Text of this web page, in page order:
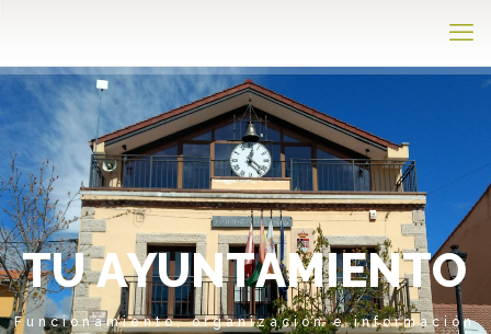
TU AYUNTAMIENTO
Funcionamiento, organización e información